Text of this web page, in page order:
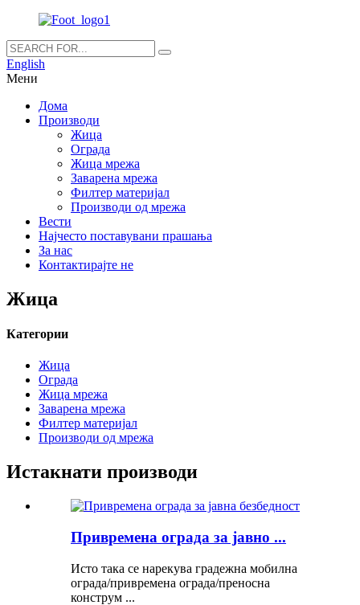
English
Мени
Дома
Производи
Жица
Ограда
Жица мрежа
Заварена мрежа
Филтер материјал
Производи од мрежа
Вести
Најчесто поставувани прашања
За нас
Контактирајте не
Жица
Категории
Жица
Ограда
Жица мрежа
Заварена мрежа
Филтер материјал
Производи од мрежа
Истакнати производи
Привремена ограда за јавно ...
Исто така се нарекува градежна мобилна
ограда/привремена ограда/преносна
конструм ...